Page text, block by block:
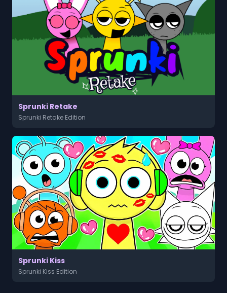
Sprunki Retake
Sprunki Retake Edition
Sprunki Kiss
Sprunki Kiss Edition